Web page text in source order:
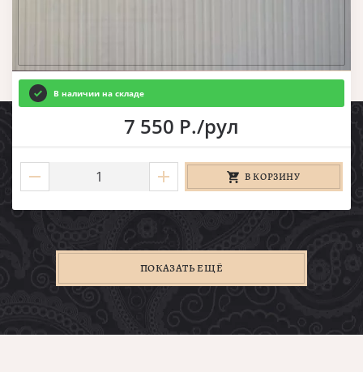
В наличии на складе
7 550 Р./рул
В КОРЗИНУ
ПОКАЗАТЬ ЕЩЁ